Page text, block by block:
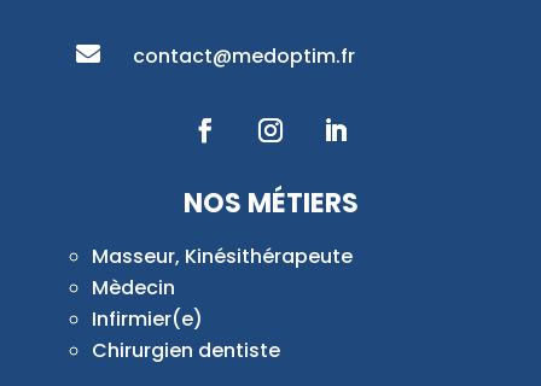
 contact@medoptim.fr
NOS MÉTIERS
Masseur, Kinésithérapeute
Mèdecin
Infirmier(e)
Chirurgien dentiste